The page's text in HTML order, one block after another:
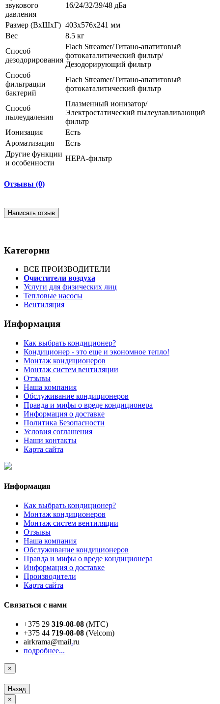
звукового
давления
16/24/32/39/48 дБа
Размер (ВxШxГ) 403х576х241 мм
Вес
8.5 кг
Способ
дезодорирования
Flach Streamer/Титано-апатитовый
фотокаталитический фильтр/
Дезодорирующий фильтр
Способ
фильтрации
бактерий
Flach Streamer/Титано-апатитовый
фотокаталитический фильтр
Способ
пылеудаления
Плазменный ионизатор/
Электростатический пылеулавливающий
фильтр
Ионизация
Есть
Ароматизация
Есть
Другие функции
и особенности
HEPA-фильтр
Отзывы (0)
Написать отзыв
Категории
ВСЕ ПРОИЗВОДИТЕЛИ
Очистители воздуха
Услуги для физических лиц
Тепловые насосы
Вентиляция
Информация
Как выбрать кондиционер?
Кондиционер - это еще и экономное тепло!
Монтаж кондиционеров
Монтаж систем вентиляции
Отзывы
Наша компания
Обслуживание кондиционеров
Правда и мифы о вреде кондиционера
Информация о доставке
Политика Безопасности
Условия соглашения
Наши контакты
Карта сайта
Информация
Как выбрать кондиционер?
Монтаж кондиционеров
Монтаж систем вентиляции
Отзывы
Наша компания
Обслуживание кондиционеров
Правда и мифы о вреде кондиционера
Информация о доставке
Производители
Карта сайта
Связаться с нами
+375 29 319-08-08 (МТС)
+375 44 719-08-08 (Velcom)
airkrama@mail.ru
подробнее...
×
Назад
×